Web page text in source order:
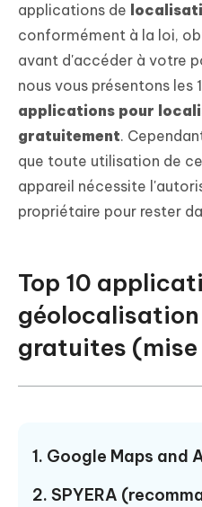
applications de
conformément à la loi,
avant d'accéder à votre
nous vous présentons les
applications pour
gratuitement.
que toute utilisation de
appareil nécessite
propriétaire pour rester
Top 10
gratuites
1. Google Maps and
2. SPYERA